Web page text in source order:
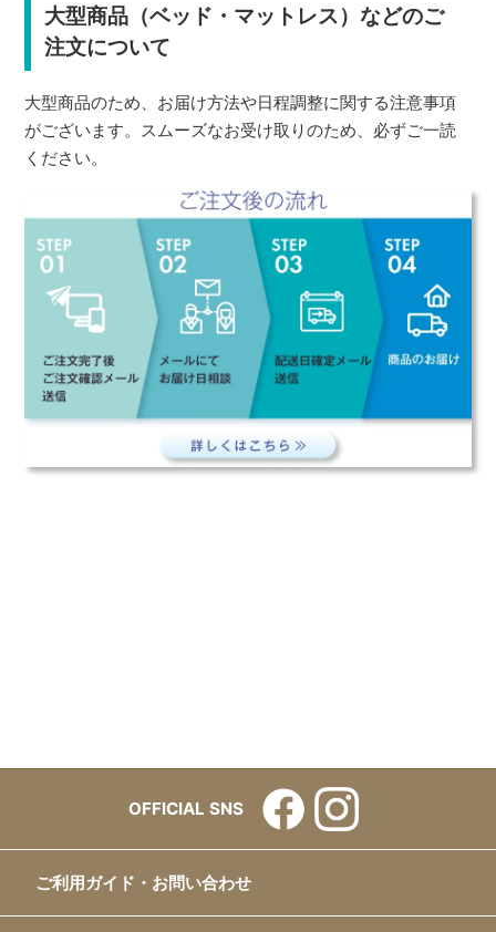
大型商品（ベッド・マットレス）などのご
注文について
大型商品のため、お届け方法や日程調整に関する注意事項
がございます。スムーズなお受け取りのため、必ずご一読
ください。
OFFICIAL SNS
ご利用ガイド・お問い合わせ